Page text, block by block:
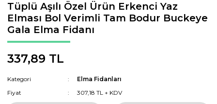
Tüplü Aşılı Özel Ürün Erkenci Yaz
Elması Bol Verimli Tam Bodur Buckeye
Gala Elma Fidanı
337,89 TL
Kategori
Elma Fidanları
Fiyat
307,18 TL + KDV